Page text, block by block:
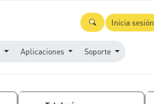
Inicia sesión
Aplicaciones Soporte